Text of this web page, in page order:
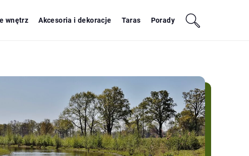
wnętrz Akcesoria i dekoracje Taras Porady